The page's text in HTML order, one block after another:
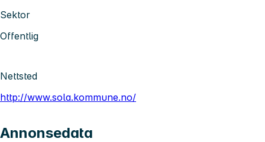
Sektor
Offentlig
Nettsted
http://www.sola.kommune.no/
Annonsedata